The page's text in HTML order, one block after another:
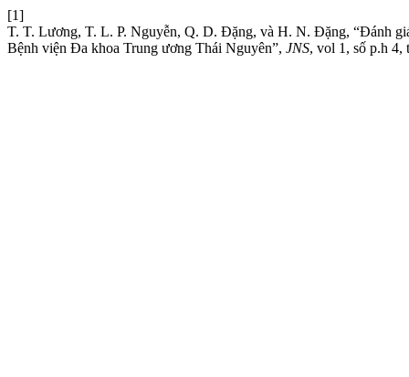
[1]
T. T. Lương, T. L. P. Nguyễn, Q. D. Đặng, và H. N. Đặng, “Đánh
Bệnh viện Đa khoa Trung ương Thái Nguyên”, JNS, vol 1, số p.h 4,